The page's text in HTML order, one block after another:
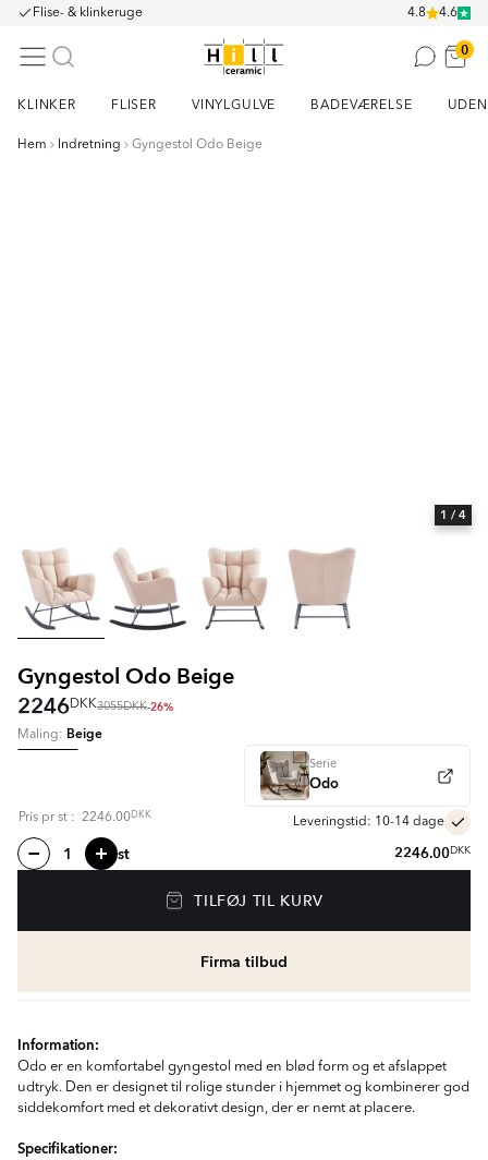
Flise- & klinkeruge 4.8 4.6
0
KLINKER FLISER VINYLGULVE BADEVÆRELSE
Hem Indretning Gyngestol Odo Beige
1 / 4
Gyngestol Odo Beige
2246DKK3055DKK-26%
Maling: Beige
Serie
Odo
Pris pr st : 2246.00DKK
Leveringstid: 10-14 dage
st 2246.00DKK
TILFØJ TIL KURV
Firma tilbud
Information:
Odo er en komfortabel gyngestol med en blød form og et afslappet
udtryk. Den er designet til rolige stunder i hjemmet og kombinerer god
siddekomfort med et dekorativt design, der er nemt at placere.
Specifikationer: